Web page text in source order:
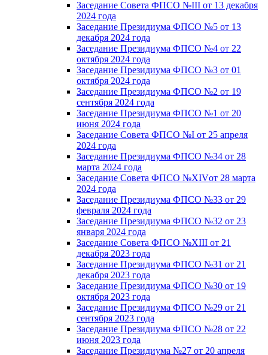
Заседание Совета ФПСО №III от 13 декабря
2024 года
Заседание Президиума ФПСО №5 от 13
декабря 2024 года
Заседание Президиума ФПСО №4 от 22
октября 2024 года
Заседание Президиума ФПСО №3 от 01
октября 2024 года
Заседание Президиума ФПСО №2 от 19
сентября 2024 года
Заседание Президиума ФПСО №1 от 20
июня 2024 года
Заседание Совета ФПСО №I от 25 апреля
2024 года
Заседание Президиума ФПСО №34 от 28
марта 2024 года
Заседание Совета ФПСО №XIVот 28 марта
2024 года
Заседание Президиума ФПСО №33 от 29
февраля 2024 года
Заседание Президиума ФПСО №32 от 23
января 2024 года
Заседание Совета ФПСО №XIII от 21
декабря 2023 года
Заседание Президиума ФПСО №31 от 21
декабря 2023 года
Заседание Президиума ФПСО №30 от 19
октября 2023 года
Заседание Президиума ФПСО №29 от 21
сентября 2023 года
Заседание Президиума ФПСО №28 от 22
июня 2023 года
Заседание Президиума №27 от 20 апреля